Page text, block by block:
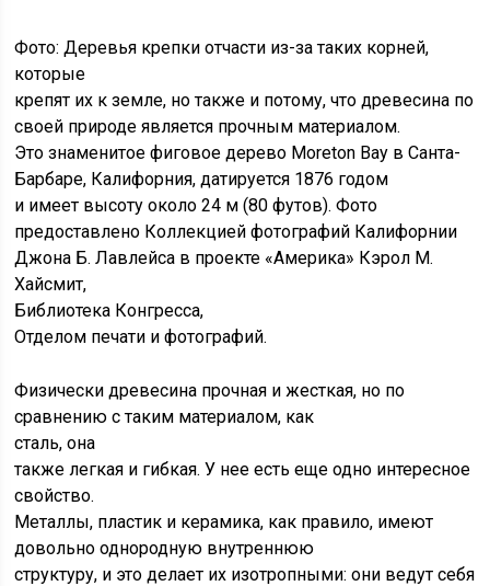
Фото: Деревья крепки отчасти из-за таких корней,
которые
крепят их к земле, но также и потому, что древесина по
своей природе является прочным материалом.
Это знаменитое фиговое дерево Moreton Bay в Санта-
Барбаре, Калифорния, датируется 1876 годом
и имеет высоту около 24 м (80 футов). Фото
предоставлено Коллекцией фотографий Калифорнии
Джона Б. Лавлейса в проекте «Америка» Кэрол М.
Хайсмит,
Библиотека Конгресса,
Отделом печати и фотографий.
Физически древесина прочная и жесткая, но по
сравнению с таким материалом, как
сталь, она
также легкая и гибкая. У нее есть еще одно интересное
свойство.
Металлы, пластик и керамика, как правило, имеют
довольно однородную внутреннюю
структуру, и это делает их изотропными: они ведут себя